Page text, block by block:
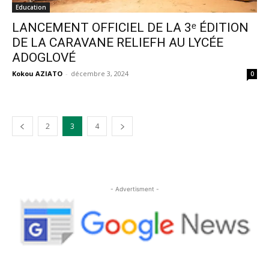
Education
LANCEMENT OFFICIEL DE LA 3ᵉ ÉDITION
DE LA CARAVANE RELIEFH AU LYCÉE
ADOGLOVÉ
Kokou AZIATO - décembre 3, 2024 0
2 3 4
- Advertisment -